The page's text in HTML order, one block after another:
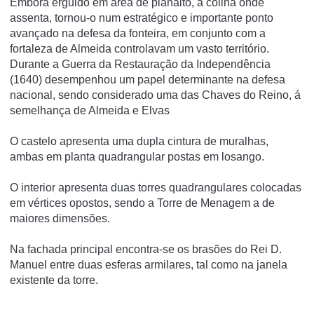
assenta, tornou-o num estratégico e importante ponto
avançado na defesa da fonteira, em conjunto com a
fortaleza de Almeida controlavam um vasto território.
Durante a Guerra da Restauração da Independência
(1640) desempenhou um papel determinante na defesa
nacional, sendo considerado uma das Chaves do Reino, á
semelhança de Almeida e Elvas
O castelo apresenta uma dupla cintura de muralhas,
ambas em planta quadrangular postas em losango.
O interior apresenta duas torres quadrangulares colocadas
em vértices opostos, sendo a Torre de Menagem a de
maiores dimensões.
Na fachada principal encontra-se os brasões do Rei D.
Manuel entre duas esferas armilares, tal como na janela
existente da torre.